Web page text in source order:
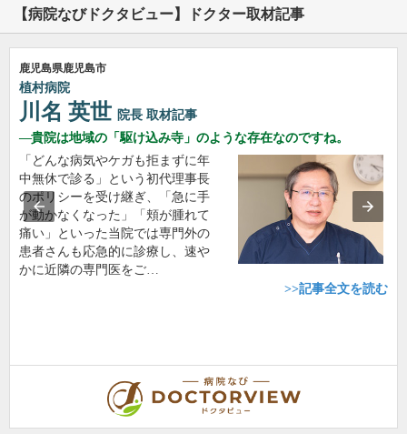
【病院なびドクタビュー】ドクター取材記事
鹿児島県鹿児島市
植村病院
川名 英世 院長 取材記事
貴院は地域の「駆け込み寺」のような存在なのですね。
「どんな病気やケガも拒まずに年
中無休で診る」という初代理事長
のポリシーを受け継ぎ、「急に手
が動かなくなった」「頬が腫れて
痛い」といった当院では専門外の
患者さんも応急的に診療し、速や
かに近隣の専門医をご…
>>記事全文を読む